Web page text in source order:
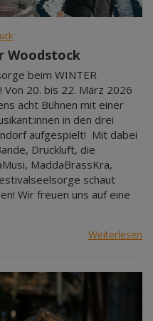
Woodstock
beim WINTER
Von 20. bis 22. März 2026
acht Bühnen mit einer
in den drei
aufgespielt! Mit dabei
Druckluft, die
MaddaBrassKra,
schaut
Wir freuen uns auf eine
Weiterlesen